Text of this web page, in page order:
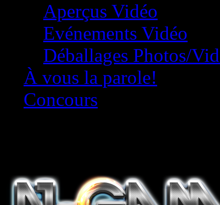
Aperçus Vidéo
Evénements Vidéo
Déballages Photos/
À vous la parole!
Concours